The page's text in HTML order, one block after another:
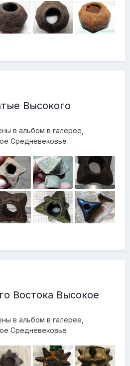
Высокого
в альбом в галерее,
Средневековье
Востока Высокое
в альбом в галерее,
Средневековье